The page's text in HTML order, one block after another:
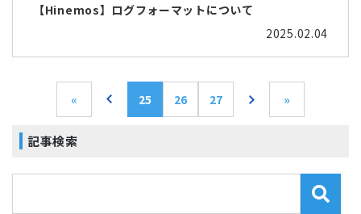
【Hinemos】ログフォーマットについて
2025.02.04
« 25 26 27 »
記事検索